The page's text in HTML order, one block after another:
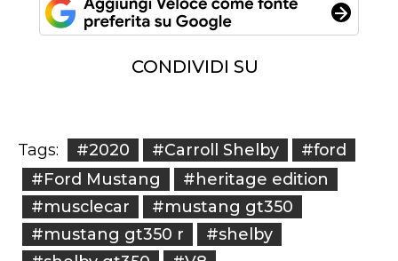
CONDIVIDI SU
Tags: #2020 #Carroll Shelby
#ford
#Ford Mustang
#heritage edition
#musclecar
#mustang gt350
#mustang gt350 r
#shelby